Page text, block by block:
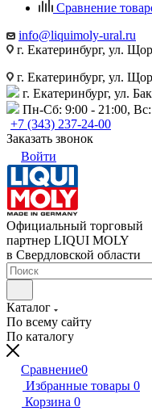
Сравнение
info@liquimoly-ural.ru
г. Екатеринбург, ул.
г. Екатеринбург, ул.
г. Екатеринбург, ул.
Пн-Сб: 9:00 - 21:00, Вс:
+7 (343) 237-24-00
Заказать звонок
Войти
Официальный торговый
партнер LIQUI MOLY
в Свердловской области
Каталог
По всему сайту
По каталогу
Сравнение0
Избранные товары 0
Корзина 0